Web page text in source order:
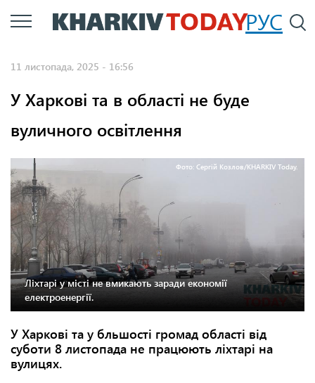
Перейти
до
РУС
11 листопада, 2025 - 16:56
У Харкові та в області не буде
вуличного освітлення
Фото: Сергій Козлов/KHARKIV Today.
Ліхтарі у місті не вмикають заради економії
електроенергії.
У Харкові та у бльшості громад області від
суботи 8 листопада не працюють ліхтарі на
вулицях.